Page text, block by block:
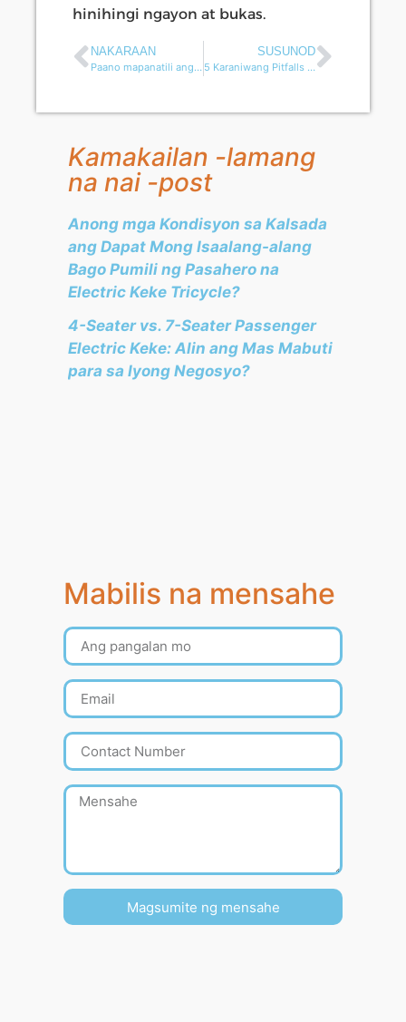
hinihingi ngayon at bukas.
NAKARAAN
Paano mapanatili ang iyong electric cargo scooter？
SUSUNOD
5 Karaniwang Pitfalls sa mga pagbili ng electric cabin scooter tricycle
Kamakailan -lamang
na nai -post
Anong mga Kondisyon sa Kalsada
ang Dapat Mong Isaalang-alang
Bago Pumili ng Pasahero na
Electric Keke Tricycle?
4-Seater vs. 7-Seater Passenger
Electric Keke: Alin ang Mas Mabuti
para sa Iyong Negosyo?
Mabilis na mensahe
Magsumite ng mensahe